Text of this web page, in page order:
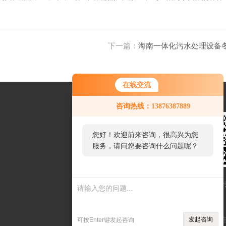
在线交流
咨询热线：13876387889
您好！欢迎前来咨询，很高兴为您
服务，请问您要咨询什么问题呢？
可按Enter键发起咨询 发起咨询
下一篇： 海南一体化污水处理设备
扫
Sitemap.xml 环保